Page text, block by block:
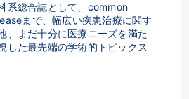
系総合誌として、common
まで、幅広い疾患治療に関す
、まだ十分に医療ニーズを満た
した最先端の学術的トピックス